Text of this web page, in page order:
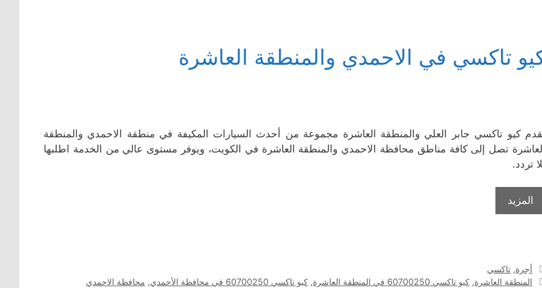
تاكسي في الاحمدي والمنطقة العاشرة
كيو تاكسي جابر العلي والمنطقة العاشرة مجموعة من أحدث السيارات المكيفة في منطقة الاحمدي والمنطقة
تصل إلى كافة مناطق محافظة الاحمدي والمنطقة العاشرة في الكويت، ويوفر مستوى عالي من الخدمة اطلبها
تردد.
المزيد
التصنيفات
أجرة, تاكسي
الوسوم
المنطقة العاشرة, كيو تاكسي 60700250 في المنطقة العاشرة , كيو تاكسي 60700250 في محافظة الأحمدي , محافظة الاحمدي